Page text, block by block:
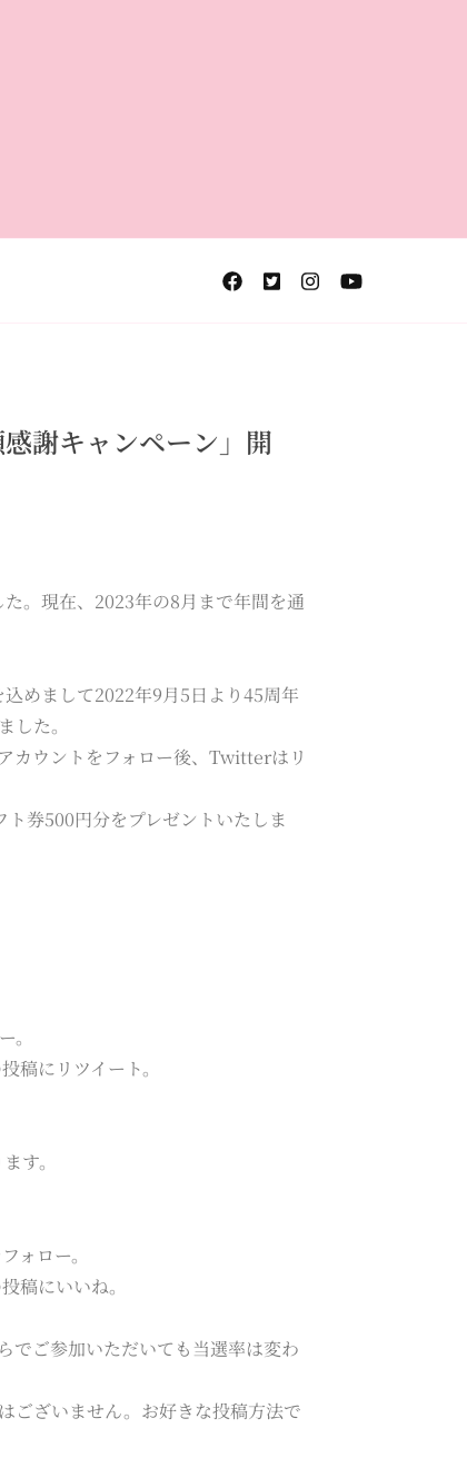
謝キャンペーン」開
。現在、2023年の8月まで年間を通
めまして2022年9月5日より45周年
た。
カウントをフォロー後、Twitterはリ
券500円分をプレゼントいたしま
。
稿にリツイート。
す。
ォロー。
稿にいいね。
ご参加いただいても当選率は変わ
ざいません。お好きな投稿方法で